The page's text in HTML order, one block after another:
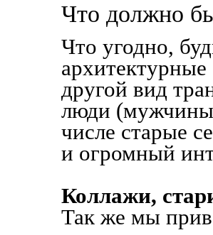
Что должно
Что угодно,
другой вид
люди
числе старые
и огромный
Коллажи,
Так же мы